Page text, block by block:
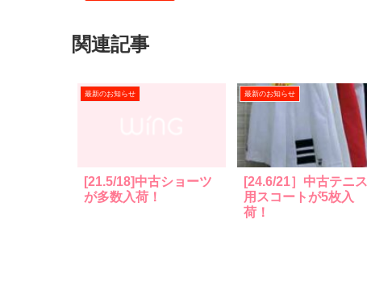
関連記事
最新のお知らせ
[21.5/18]中古ショーツ
が多数入荷！
最新のお知らせ
[24.6/21］中古テニス
用スコートが5枚入
荷！